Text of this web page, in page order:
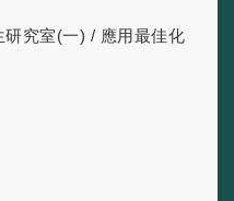
究室(一) / 應用最佳化